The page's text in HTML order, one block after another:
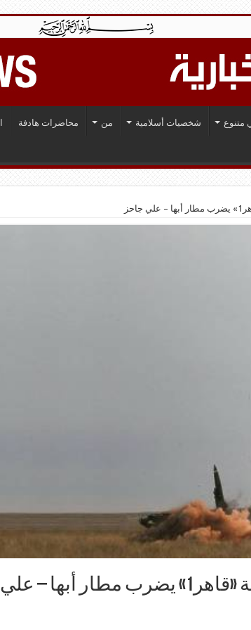
متنوع شخصيات أسلامية من محاضرات هادفة
تصعيد الحرب الصاروخية «قاهر1» يضرب مطار أبها – علي